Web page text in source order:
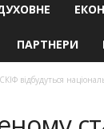
ПАРТНЕРИ
відбудуться